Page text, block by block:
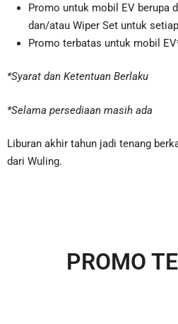
Promo untuk mobil EV berupa
dan/atau Wiper Set untuk
Promo terbatas untuk mobil
*Syarat dan Ketentuan Berlaku
*Selama persediaan masih ada
Liburan akhir tahun jadi tenang
dari Wuling.
PROMO